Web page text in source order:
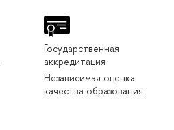
Государственная
аккредитация
Независимая оценка
качества образования